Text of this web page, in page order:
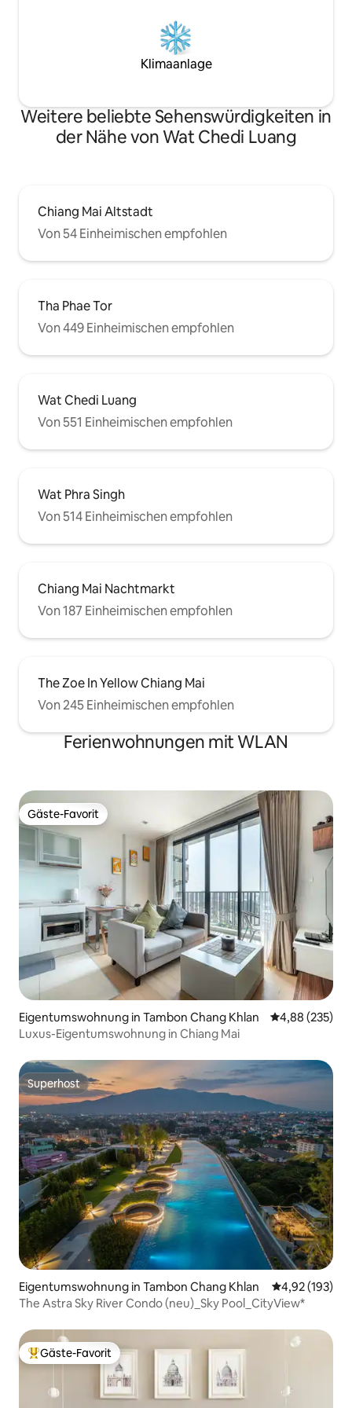
Klimaanlage
Weitere beliebte Sehenswürdigkeiten in
der Nähe von Wat Chedi Luang
Chiang Mai Altstadt
Von 54 Einheimischen empfohlen
Tha Phae Tor
Von 449 Einheimischen empfohlen
Wat Chedi Luang
Von 551 Einheimischen empfohlen
Wat Phra Singh
Von 514 Einheimischen empfohlen
Chiang Mai Nachtmarkt
Von 187 Einheimischen empfohlen
The Zoe In Yellow Chiang Mai
Von 245 Einheimischen empfohlen
Ferienwohnungen mit WLAN
Gäste-Favorit
Gäste-Favorit
Eigentumswohnung in Tambon Chang Khlan
4,88 (235)
Luxus-Eigentumswohnung in Chiang Mai
Superhost
Superhost
Eigentumswohnung in Tambon Chang Khlan
4,92 (193)
The Astra Sky River Condo (neu)_Sky Pool_CityView*
Beliebter Gäste-Favorit.
Gäste-Favorit